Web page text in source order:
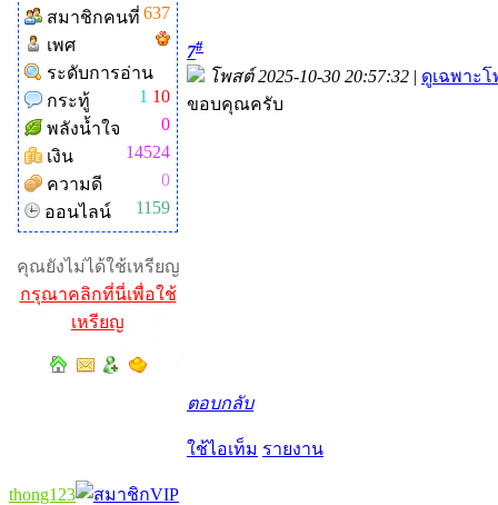
สมาชิกคนที่ 637
เพศ
ระดับการอ่าน
10
กระทู้
1
พลังน้ำใจ
0
เงิน
14524
ความดี
0
ออนไลน์
1159
คุณยังไม่ได้ใช้เหรียญ
กรุณาคลิกที่นี่เพื่อใช้
เหรียญ
7#
โพสต์ 2025-10-30 20:57:32 | ดูเฉพาะ
ขอบคุณครับ
ตอบกลับ
ใช้ไอเท็ม รายงาน
thong123